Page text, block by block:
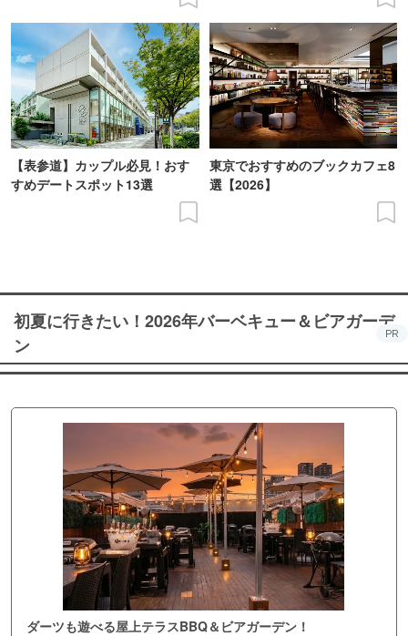
【表参道】カップル必見！おす
すめデートスポット13選
東京でおすすめのブックカフェ8
選【2026】
初夏に行きたい！2026年バーベキュー＆ビアガーデ
ン
PR
ダーツも遊べる屋上テラスBBQ＆ビアガーデン！